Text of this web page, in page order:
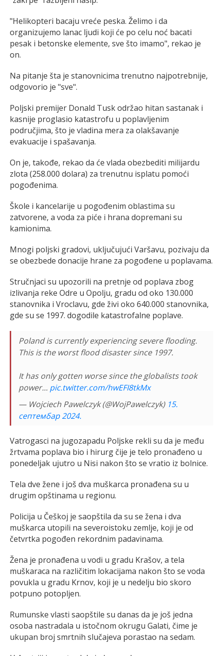
"Helikopteri bacaju vreće peska. Želimo i da
organizujemo lanac ljudi koji će po celu noć bacati
pesak i betonske elemente, sve što imamo", rekao je
on.
Na pitanje šta je stanovnicima trenutno najpotrebnije,
odgovorio je "sve".
Poljski premijer Donald Tusk održao hitan sastanak i
kasnije proglasio katastrofu u poplavljenim
područjima, što je vladina mera za olakšavanje
evakuacije i spašavanja.
On je, takođe, rekao da će vlada obezbediti milijardu
zlota (258.000 dolara) za trenutnu isplatu pomoći
pogođenima.
Škole i kancelarije u pogođenim oblastima su
zatvorene, a voda za piće i hrana dopremani su
kamionima.
Mnogi poljski gradovi, uključujući Varšavu, pozivaju da
se obezbede donacije hrane za pogođene u poplavama.
Stručnjaci su upozorili na pretnje od poplava zbog
izlivanja reke Odre u Opolju, gradu od oko 130.000
stanovnika i Vroclavu, gde živi oko 640.000 stanovnika,
gde su se 1997. dogodile katastrofalne poplave.
Poland is currently experiencing severe flooding.
This is the worst flood disaster since 1997.
It has only gotten worse since the globalists took
power... pic.twitter.com/hwEFI8tkMx
— Wojciech Pawelczyk (@WojPawelczyk) 15.
септембар 2024.
Vatrogasci na jugozapadu Poljske rekli su da je među
žrtvama poplava bio i hirurg čije je telo pronađeno u
ponedeljak ujutro u Nisi nakon što se vratio iz bolnice.
Tela dve žene i još dva muškarca pronađena su u
drugim opštinama u regionu.
Policija u Češkoj je saopštila da su se žena i dva
muškarca utopili na severoistoku zemlje, koji je od
četvrtka pogođen rekordnim padavinama.
Žena je pronađena u vodi u gradu Krašov, a tela
muškaraca na različitim lokacijama nakon što se voda
povukla u gradu Krnov, koji je u nedelju bio skoro
potpuno potopljen.
Rumunske vlasti saopštile su danas da je još jedna
osoba nastradala u istočnom okrugu Galati, čime je
ukupan broj smrtnih slučajeva porastao na sedam.